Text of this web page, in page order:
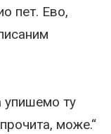
пет. Ево,
упишемо ту
може.“